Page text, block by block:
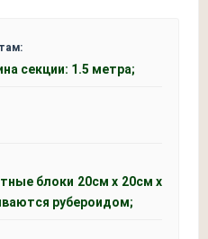
секции: 1.5 метра;
блоки 20см x 20см x
рубероидом;